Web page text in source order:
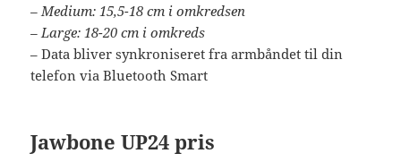
– Medium: 15,5-18 cm i omkredsen
– Large: 18-20 cm i omkreds
– Data bliver synkroniseret fra armbåndet til din
telefon via Bluetooth Smart
Jawbone UP24 pris